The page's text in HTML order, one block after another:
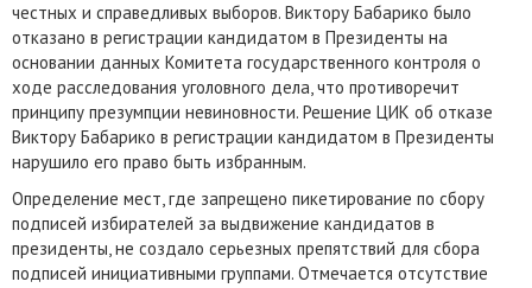
честных и справедливых выборов. Виктору Бабарико было
отказано в регистрации кандидатом в Президенты на
основании данных Комитета государственного контроля о
ходе расследования уголовного дела, что противоречит
принципу презумпции невиновности. Решение ЦИК об отказе
Виктору Бабарико в регистрации кандидатом в Президенты
нарушило его право быть избранным.
Определение мест, где запрещено пикетирование по сбору
подписей избирателей за выдвижение кандидатов в
президенты, не создало серьезных препятствий для сбора
подписей инициативными группами. Отмечается отсутствие